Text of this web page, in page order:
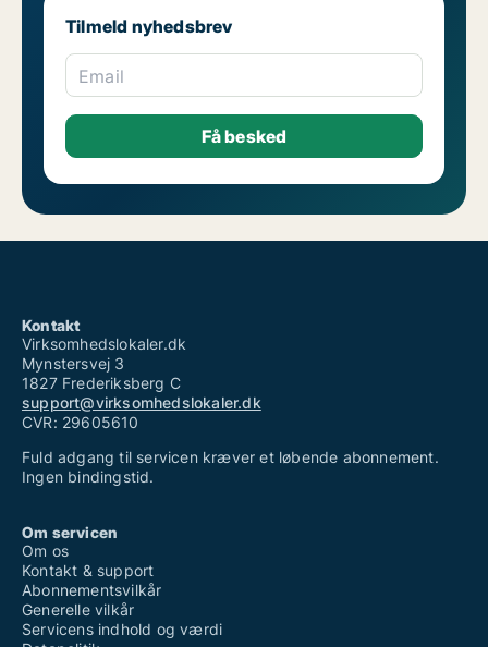
Tilmeld nyhedsbrev
Email
Kontakt
Virksomhedslokaler.dk
Mynstersvej 3
1827 Frederiksberg C
support@virksomhedslokaler.dk
CVR: 29605610
Fuld adgang til servicen kræver et løbende abonnement.
Ingen bindingstid.
Om servicen
Om os
Kontakt & support
Abonnementsvilkår
Generelle vilkår
Servicens indhold og værdi